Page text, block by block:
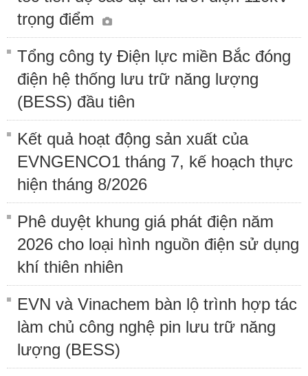
trọng điểm
Tổng công ty Điện lực miền Bắc đóng
điện hệ thống lưu trữ năng lượng
(BESS) đầu tiên
Kết quả hoạt động sản xuất của
EVNGENCO1 tháng 7, kế hoạch thực
hiện tháng 8/2026
Phê duyệt khung giá phát điện năm
2026 cho loại hình nguồn điện sử dụng
khí thiên nhiên
EVN và Vinachem bàn lộ trình hợp tác
làm chủ công nghệ pin lưu trữ năng
lượng (BESS)